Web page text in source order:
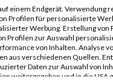
einem Endgerät. Verwendung
Profilen für personalisierte
Werbung. Erstellung von
Profilen zur Auswahl
von Inhalten. Analyse
aus verschiedenen Quellen.
Daten zur Auswahl von
weitergegeben und in die USA